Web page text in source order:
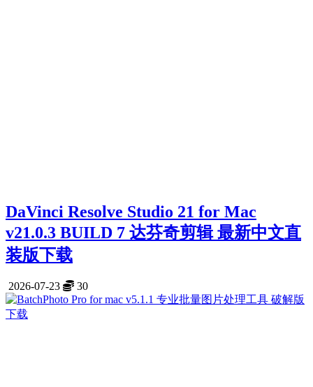
DaVinci Resolve Studio 21 for Mac
v21.0.3 BUILD 7 达芬奇剪辑 最新中文直
装版下载
2026-07-23 30